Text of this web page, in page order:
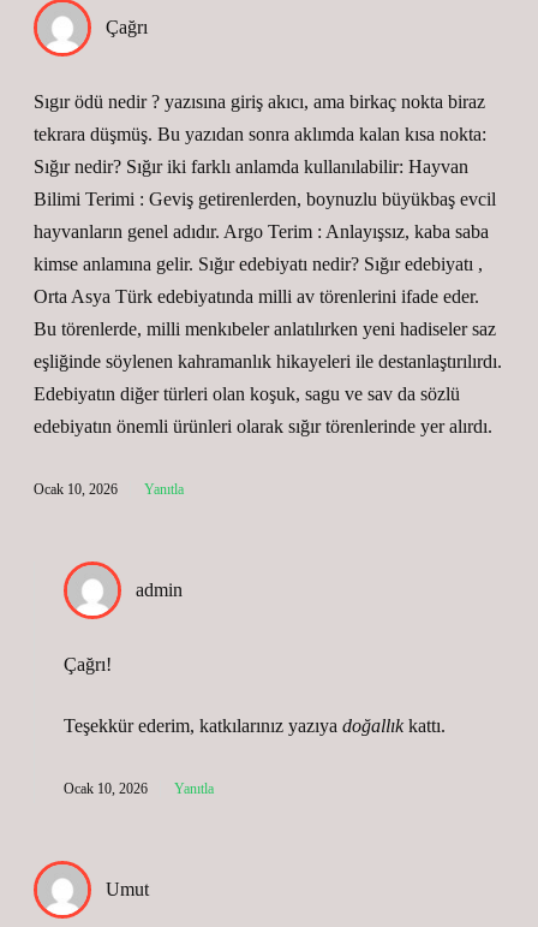
Çağrı
Sıgır ödü nedir ? yazısına giriş akıcı, ama birkaç nokta biraz
tekrara düşmüş. Bu yazıdan sonra aklımda kalan kısa nokta:
Sığır nedir? Sığır iki farklı anlamda kullanılabilir: Hayvan
Bilimi Terimi : Geviş getirenlerden, boynuzlu büyükbaş evcil
hayvanların genel adıdır. Argo Terim : Anlayışsız, kaba saba
kimse anlamına gelir. Sığır edebiyatı nedir? Sığır edebiyatı ,
Orta Asya Türk edebiyatında milli av törenlerini ifade eder.
Bu törenlerde, milli menkıbeler anlatılırken yeni hadiseler saz
eşliğinde söylenen kahramanlık hikayeleri ile destanlaştırılırdı.
Edebiyatın diğer türleri olan koşuk, sagu ve sav da sözlü
edebiyatın önemli ürünleri olarak sığır törenlerinde yer alırdı.
Ocak 10, 2026 Yanıtla
admin
Çağrı!
Teşekkür ederim, katkılarınız yazıya doğallıkkattı.
Ocak 10, 2026 Yanıtla
Umut